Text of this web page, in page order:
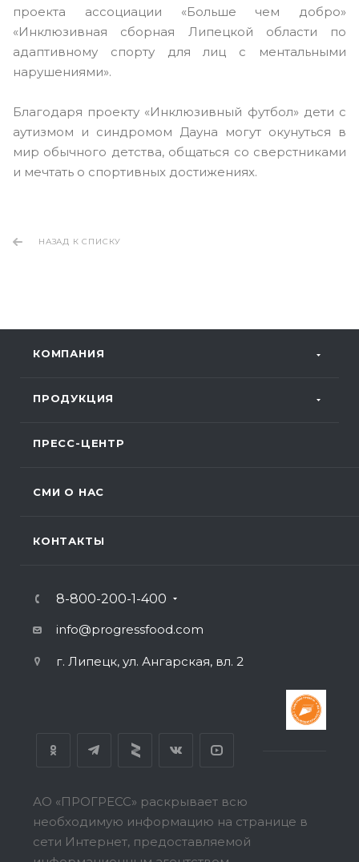
проекта ассоциации «Больше чем добро»
«Инклюзивная сборная Липецкой области по
адаптивному спорту для лиц с ментальными
нарушениями».
Благодаря проекту «Инклюзивный футбол» дети с
аутизмом и синдромом Дауна могут окунуться в
мир обычного детства, общаться со сверстниками
и мечтать о спортивных достижениях.
НАЗАД К СПИСКУ
КОМПАНИЯ
ПРОДУКЦИЯ
ПРЕСС-ЦЕНТР
СМИ О НАС
КОНТАКТЫ
8-800-200-1-400
info@progressfood.com
г. Липецк, ул. Ангарская, вл. 2
АО «ПРОГРЕСС» раскрывает всю
необходимую информацию на странице в
сети Интернет, предоставляемой